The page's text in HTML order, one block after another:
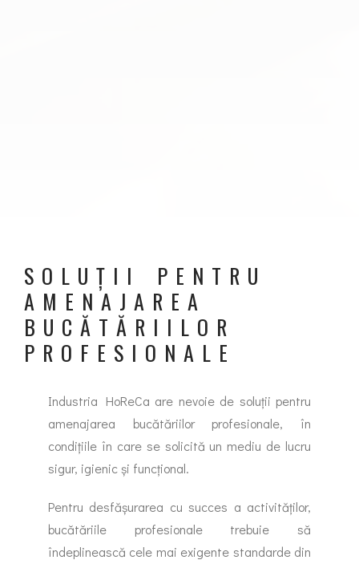
SOLUȚII PENTRU
AMENAJAREA
BUCĂTĂRIILOR
PROFESIONALE
Industria HoReCa are nevoie de soluții pentru
amenajarea bucătăriilor profesionale, în
condițiile în care se solicită un mediu de lucru
sigur, igienic și funcțional.
Pentru desfășurarea cu succes a activităților,
bucătăriile profesionale trebuie să
îndeplinească cele mai exigente standarde din